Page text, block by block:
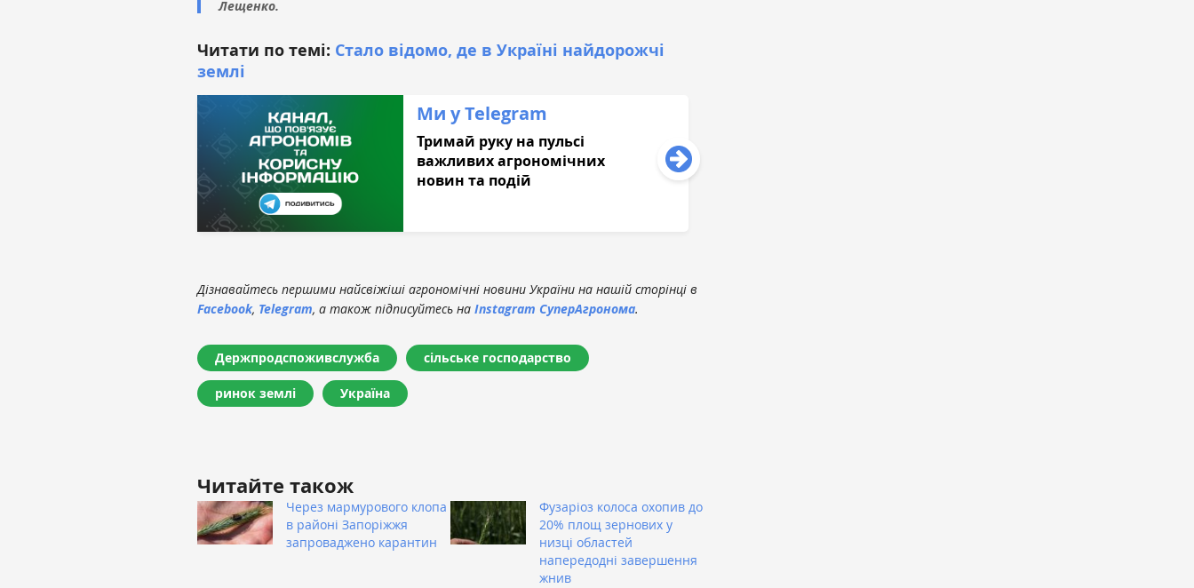
Лещенко.
Читати по темі: Стало відомо, де в Україні найдорожчі
землі
Ми у Telegram
Тримай руку на пульсі
важливих агрономічних
новин та подій
Дізнавайтесь першими найсвіжіші агрономічні новини України на нашій сторінці в
Facebook, Telegram, а також підписуйтесь на Instagram СуперАгронома.
Держпродспоживслужба сільське господарство
ринок землі Україна
Читайте також
Через мармурового клопа
в районі Запоріжжя
запроваджено карантин
Фузаріоз колоса охопив до
20% площ зернових у
низці областей
напередодні завершення
жнив